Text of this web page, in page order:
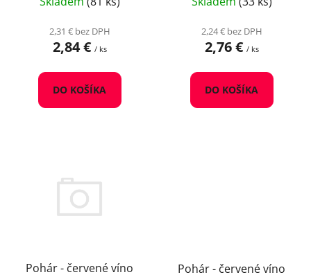
2,31 € bez DPH
2,84 € / ks
DO KOŠÍKA
2,24 € bez DPH
2,76 € / ks
DO KOŠÍKA
Pohár - červené víno
Pohár - červené víno